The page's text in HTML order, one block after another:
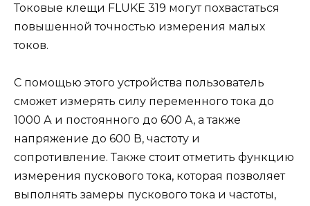
Токовые клещи FLUKE 319 могут похвастаться
повышенной точностью измерения малых
токов.
С помощью этого устройства пользователь
сможет измерять силу переменного тока до
1000 А и постоянного до 600 А, а также
напряжение до 600 В, частоту и
сопротивление. Также стоит отметить функцию
измерения пускового тока, которая позволяет
выполнять замеры пускового тока и частоты,